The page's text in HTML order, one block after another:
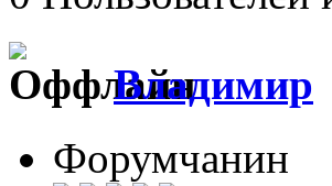
Влaдимир
Форумчанин